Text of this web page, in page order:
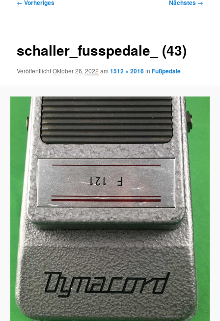
← Vorheriges Nächstes →
schaller_fusspedale_ (43)
VeröffentlichtOktober 26, 2022 am1512 × 2016inFußpedale